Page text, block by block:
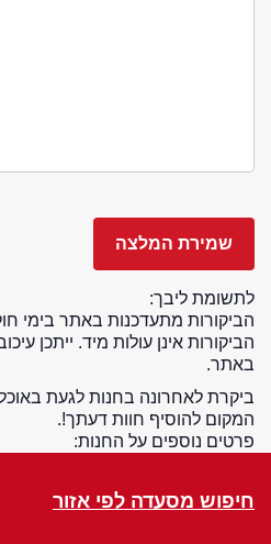
לתשומת ליבך:
הביקורות מתעדכנות באתר בימי חול בין
הביקורות אינן עולות מיד. ייתכן
באתר.
ביקרת לאחרונה בחנות לגעת באוכל
המקום להוסיף חוות דעתך!.
פרטים נוספים על החנות:
חיפוש מסעדה לפי אזור